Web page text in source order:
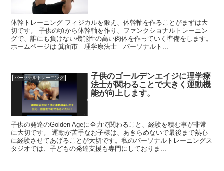
体幹トレーニング フィジカルを鍛え、体幹軸を作ることがまずは大
切です。 子供の頃から体幹軸を作り、ファンクショナルトレーニン
グで、誰にも負けない機能性の高い肉体を作っていく準備をします。
ホームページは 箕面市 理学療法士 パーソナルト...
パーソナルトレーニング
子供のゴールデンエイジに理学療
法士が関わることで大きく運動機
能が向上します。
子供の発達のGolden Ageに全力で関わること、経験を積む事が非常
に大切です。 運動が苦手なお子様は、あきらめないで最後まで熱心
に経験させてあげることが大切です。私のパーソナルトレーニングス
タジオでは、子どもの発達支援も専門にしておりま...